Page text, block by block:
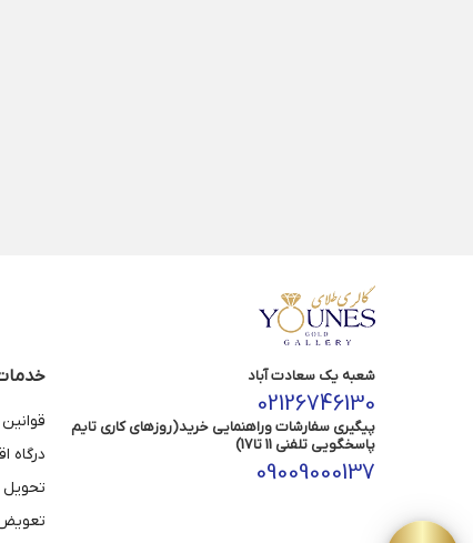
شعبه یک سعادت آباد
02126746130
پیگیری سفارشات وراهنمایی خرید(روزهای کاری تایم
پاسخگویی تلفنی 11 تا17)
09009000137
درگاه
تعویض